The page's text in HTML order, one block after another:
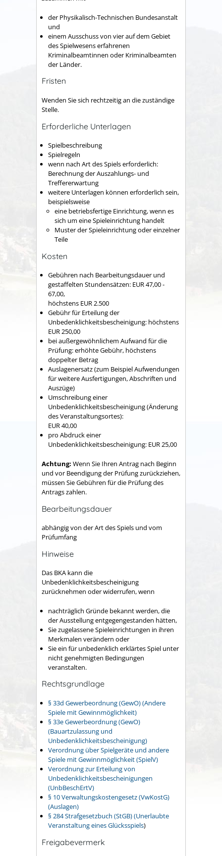
der Physikalisch-Technischen Bundesanstalt
und
einem Ausschuss von vier auf dem Gebiet
des Spielwesens erfahrenen
Kriminalbeamtinnen oder Kriminalbeamten
der Länder.
Fristen
Wenden Sie sich rechtzeitig an die zuständige
Stelle.
Erforderliche Unterlagen
Spielbeschreibung
Spielregeln
wenn nach Art des Spiels erforderlich:
Berechnung der Auszahlungs- und
Treffererwartung
weitere Unterlagen können erforderlich sein,
beispielsweise
eine betriebsfertige Einrichtung, wenn es
sich um eine Spieleinrichtung handelt
Muster der Spieleinrichtung oder einzelner
Teile
Kosten
Gebühren nach Bearbeitungsdauer und
gestaffelten Stundensätzen: EUR 47,00 -
67,00,
höchstens EUR 2.500
Gebühr für Erteilung der
Unbedenklichkeitsbescheinigung: höchstens
EUR 250,00
bei außergewöhnlichem Aufwand für die
Prüfung: erhöhte Gebühr, höchstens
doppelter Betrag
Auslagenersatz (zum Beispiel Aufwendungen
für weitere Ausfertigungen, Abschriften und
Auszüge)
Umschreibung einer
Unbedenklichkeitsbescheinigung (Änderung
des Veranstaltungsortes):
EUR 40,00
pro Abdruck einer
Unbedenklichkeitsbescheinigung: EUR 25,00
Achtung: Wenn Sie Ihren Antrag nach Beginn
und vor Beendigung der Prüfung zurückziehen,
müssen Sie Gebühren für die Prüfung des
Antrags zahlen.
Bearbeitungsdauer
abhängig von der Art des Spiels und vom
Prüfumfang
Hinweise
Das BKA kann die
Unbedenklichkeitsbescheinigung
zurücknehmen oder widerrufen, wenn
nachträglich Gründe bekannt werden, die
der Ausstellung entgegengestanden hätten,
Sie zugelassene Spieleinrichtungen in ihren
Merkmalen verändern oder
Sie ein für unbedenklich erklärtes Spiel unter
nicht genehmigten Bedingungen
veranstalten.
Rechtsgrundlage
§ 33d Gewerbeordnung (GewO) (Andere
Spiele mit Gewinnmöglichkeit)
§ 33e Gewerbeordnung (GewO)
(Bauartzulassung und
Unbedenklichkeitsbescheinigung)
Verordnung über Spielgeräte und andere
Spiele mit Gewinnmöglichkeit (SpielV)
Verordnung zur Erteilung von
Unbedenklichkeitsbescheinigungen
(UnbBeschErtV)
§ 10 Verwaltungskostengesetz (VwKostG)
(Auslagen)
§ 284 Strafgesetzbuch (StGB) (Unerlaubte
Veranstaltung eines Glücksspiels)
Freigabevermerk